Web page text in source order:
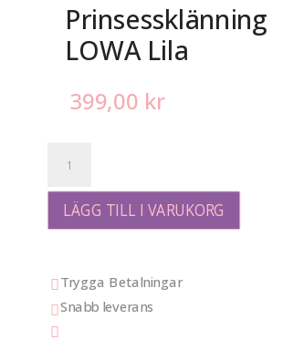
Prinsessklänning
LOWA Lila
399,00 kr
LOWA
Lila
mängd
LÄGG TILL I VARUKORG
Trygga Betalningar
Snabb leverans
